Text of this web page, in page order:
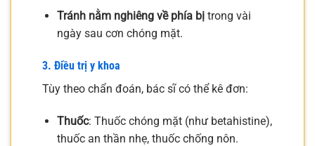
Tránh nằm nghiêng về phía bịtrong vài
ngày sau cơn chóng mặt.
3. Điều trị y khoa
Tùy theo chẩn đoán, bác sĩ có thể kê đơn:
Thuốc: Thuốc chóng mặt (như betahistine),
thuốc an thần nhẹ, thuốc chống nôn.